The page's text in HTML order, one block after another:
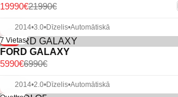
21990€
19990€
2014•3.0•Dīzelis•Automātiskā
-14%
7 Vietas
FORD GALAXY
6990€
5990€
2014•2.0•Dīzelis•Automātiskā